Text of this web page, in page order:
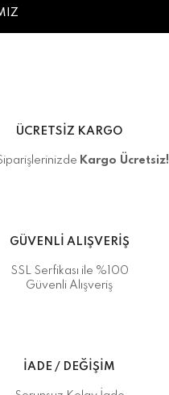
ÜCRETSİZ KARGO
Kargo Ücretsiz!
GÜVENLİ ALIŞVERİŞ
SSL Serfikası ile %100
Güvenli Alışveriş
İADE / DEĞİŞİM